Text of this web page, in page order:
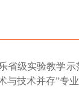
省级实验教学
与技术并存”专